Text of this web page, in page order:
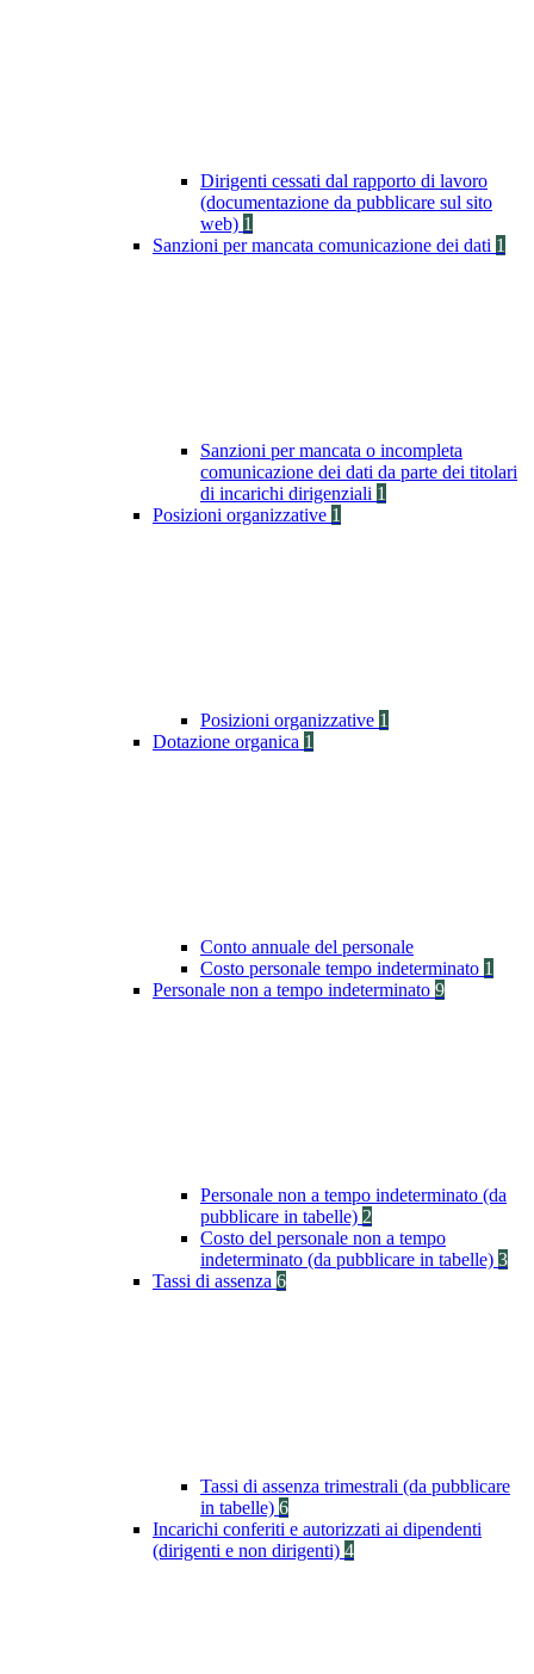
Dirigenti cessati dal rapporto di lavoro
(documentazione da pubblicare sul sito
web) 1
Sanzioni per mancata comunicazione dei dati 1
Sanzioni per mancata o incompleta
comunicazione dei dati da parte dei titolari
di incarichi dirigenziali 1
Posizioni organizzative 1
Posizioni organizzative 1
Dotazione organica 1
Conto annuale del personale
Costo personale tempo indeterminato 1
Personale non a tempo indeterminato 9
Personale non a tempo indeterminato (da
pubblicare in tabelle) 2
Costo del personale non a tempo
indeterminato (da pubblicare in tabelle) 3
Tassi di assenza 6
Tassi di assenza trimestrali (da pubblicare
in tabelle) 6
Incarichi conferiti e autorizzati ai dipendenti
(dirigenti e non dirigenti) 4